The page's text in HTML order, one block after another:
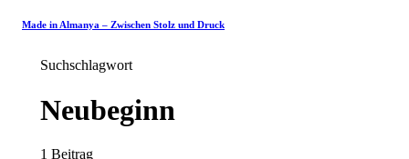
Made in Almanya – Zwischen Stolz und Druck
Suchschlagwort
Neubeginn
1 Beitrag